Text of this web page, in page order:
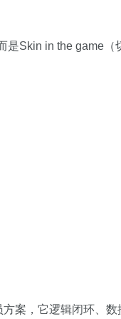
Skin in the game（
案，它逻辑闭环、数